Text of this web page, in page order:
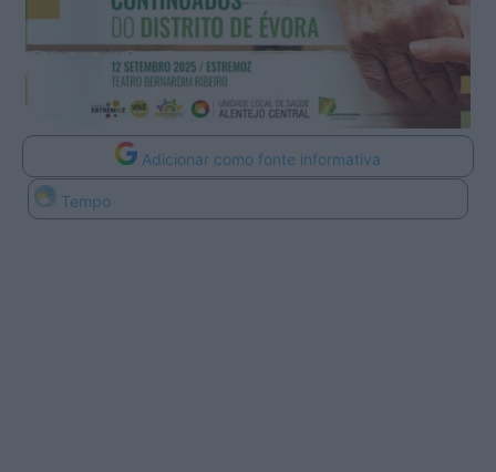
Adicionar como fonte informativa
Tempo